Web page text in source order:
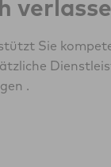
Sie
.